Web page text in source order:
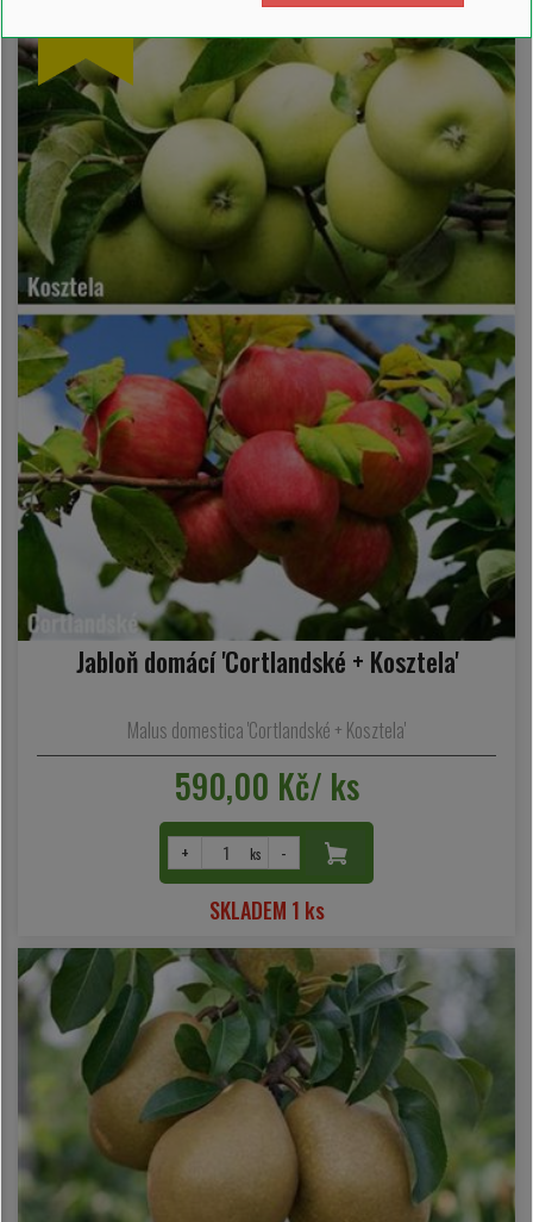
Jabloň domácí 'Cortlandské + Kosztela'
Malus domestica 'Cortlandské + Kosztela'
590,00 Kč/ ks
+ ks -
SKLADEM 1 ks